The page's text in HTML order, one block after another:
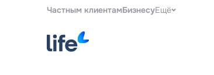
Частным клиентамБизнесуЕщё